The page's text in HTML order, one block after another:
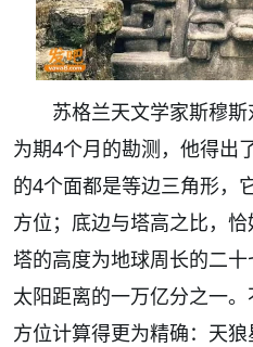
苏格兰天文学家斯穆
为期4个月的勘测，他得出
的4个面都是等边三角形，
方位；底边与塔高之比，恰
塔的高度为地球周长的二
太阳距离的一万亿分之一
方位计算得更为精确：天